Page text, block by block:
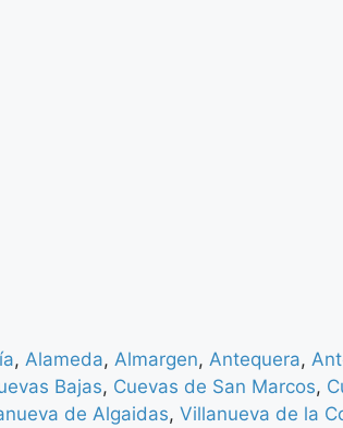
, Alameda, Almargen, Antequera,
Bajas, Cuevas de San Marcos,
de Algaidas, Villanueva de la